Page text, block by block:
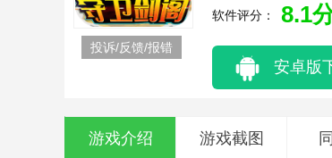
投诉/反馈/报错
软件评分： 8.1
安卓版
游戏介绍 游戏截图